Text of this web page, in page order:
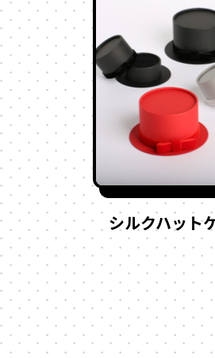
シルクハット